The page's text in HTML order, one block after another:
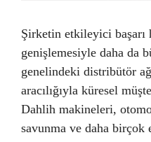
Şirketin etkileyici
genişlemesiyle daha da
genelindeki distribütör
aracılığıyla küresel
Dahlih makineleri,
savunma ve daha birçok